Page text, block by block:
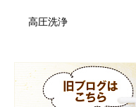
高圧洗浄